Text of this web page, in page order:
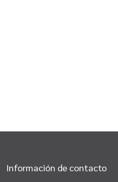
Información de contacto